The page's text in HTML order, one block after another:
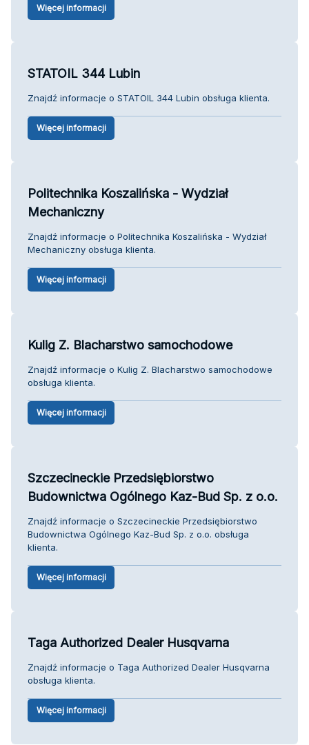
Więcej informacji
STATOIL 344 Lubin
Znajdź informacje o STATOIL 344 Lubin obsługa klienta.
Więcej informacji
Politechnika Koszalińska - Wydział
Mechaniczny
Znajdź informacje o Politechnika Koszalińska - Wydział
Mechaniczny obsługa klienta.
Więcej informacji
Kulig Z. Blacharstwo samochodowe
Znajdź informacje o Kulig Z. Blacharstwo samochodowe
obsługa klienta.
Więcej informacji
Szczecineckie Przedsiębiorstwo
Budownictwa Ogólnego Kaz-Bud Sp. z o.o.
Znajdź informacje o Szczecineckie Przedsiębiorstwo
Budownictwa Ogólnego Kaz-Bud Sp. z o.o. obsługa
klienta.
Więcej informacji
Taga Authorized Dealer Husqvarna
Znajdź informacje o Taga Authorized Dealer Husqvarna
obsługa klienta.
Więcej informacji